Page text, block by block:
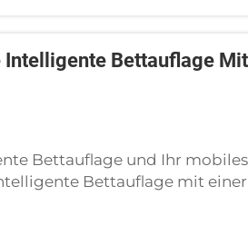
Intelligente Bettauflage
Bettauflage und Ihr mobiles
Bettauflage mit
entscheidend – das habe
Xiarsr-intelligenten